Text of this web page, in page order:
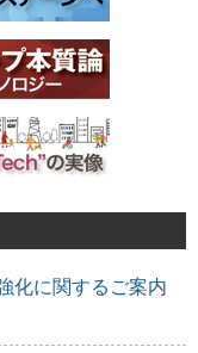
化に関するご案内